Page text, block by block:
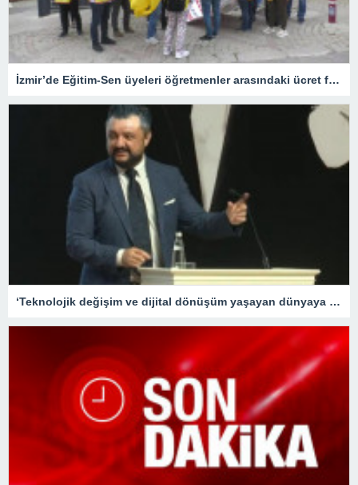
İzmir’de Eğitim-Sen üyeleri öğretmenler arasındaki ücret farklılığına tepki gösterdi
‘Teknolojik değişim ve dijital dönüşüm yaşayan dünyaya hızlı adapte olabilecek nesiller yetiştirme gayretindeyiz’